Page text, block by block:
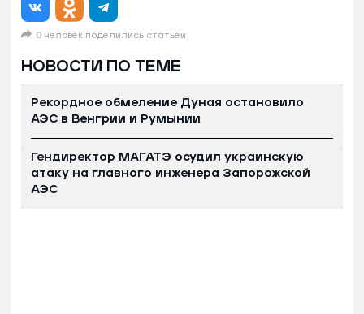
0 человек поделились статьей
НОВОСТИ ПО ТЕМЕ
Рекордное обмеление Дуная остановило
АЭС в Венгрии и Румынии
Гендиректор МАГАТЭ осудил украинскую
атаку на главного инженера Запорожской
АЭС